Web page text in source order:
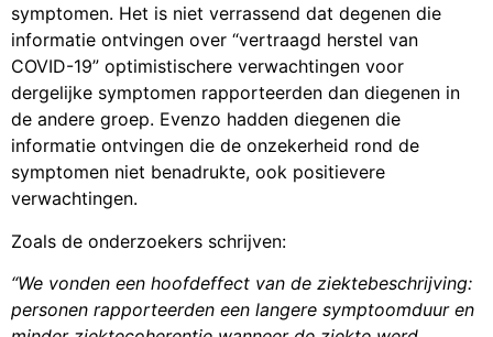
symptomen. Het is niet verrassend dat degenen die
informatie ontvingen over “vertraagd herstel van
COVID-19” optimistischere verwachtingen voor
dergelijke symptomen rapporteerden dan diegenen in
de andere groep. Evenzo hadden diegenen die
informatie ontvingen die de onzekerheid rond de
symptomen niet benadrukte, ook positievere
verwachtingen.
Zoals de onderzoekers schrijven:
“We vonden een hoofdeffect van de ziektebeschrijving:
personen rapporteerden een langere symptoomduur en